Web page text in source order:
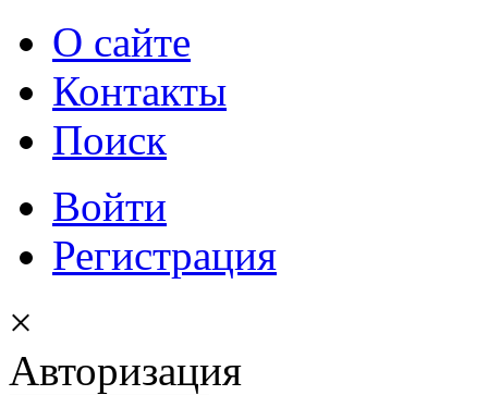
О сайте
Контакты
Поиск
Войти
Регистрация
×
Авторизация